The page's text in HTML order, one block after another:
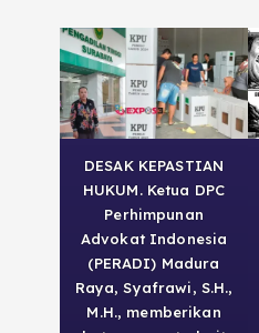
DESAK KEPASTIAN
HUKUM. Ketua DPC
Perhimpunan
Advokat Indonesia
(PERADI) Madura
Raya, Syafrawi, S.H.,
M.H., memberikan